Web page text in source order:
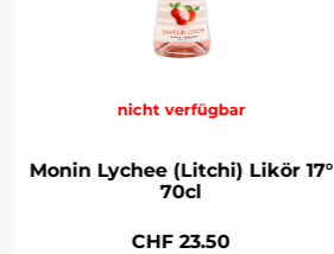
nicht verfügbar
Monin Lychee (Litchi) Likör 17°
70cl
CHF 23.50